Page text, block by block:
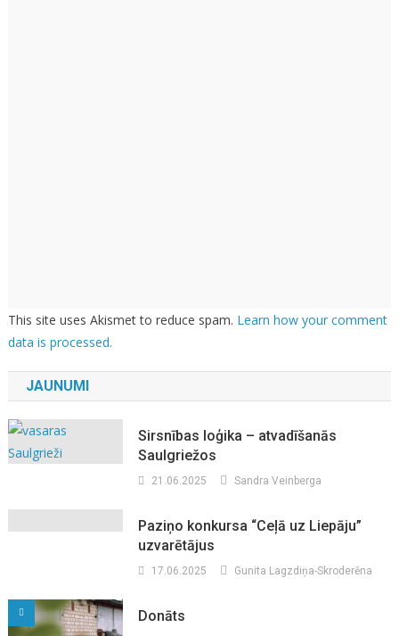
This site uses Akismet to reduce spam. Learn how your comment
data is processed.
JAUNUMI
Sirsnības loģika – atvadīšanās
Saulgriežos
21.06.2025 Sandra Veinberga
Paziņo konkursa “Ceļā uz Liepāju”
uzvarētājus
17.06.2025 Gunita Lagzdiņa-Skroderēna
Donāts